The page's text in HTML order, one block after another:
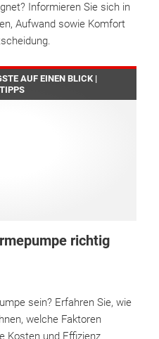
Informieren Sie sich in
Aufwand sowie Komfort
AUF EINEN BLICK |
richtig
sein? Erfahren Sie, wie
welche Faktoren
Kosten und Effizienz